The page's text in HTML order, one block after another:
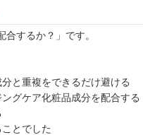
するか？」です。
と重複をできるだけ避ける
グケア化粧品成分を配合する
とでした